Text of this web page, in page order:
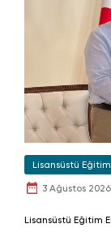
Lisansüstü
3 Ağustos 2026
Lisansüstü Eğitim